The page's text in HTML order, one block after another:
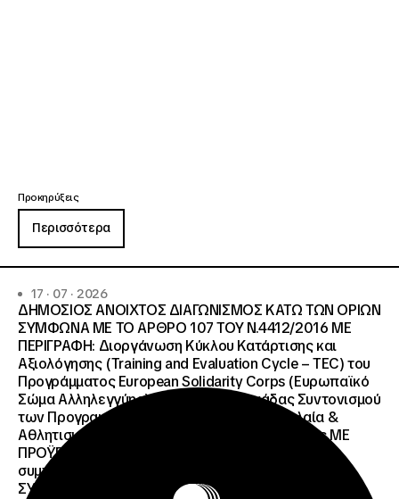
Προκηρύξεις
Περισσότερα
17 · 07 · 2026
ΔΗΜΟΣΙΟΣ ΑΝΟΙΧΤΟΣ ΔΙΑΓΩΝΙΣΜΟΣ ΚΑΤΩ ΤΩΝ ΟΡΙΩΝ
ΣΥΜΦΩΝΑ ΜΕ ΤΟ ΑΡΘΡΟ 107 ΤΟΥ Ν.4412/2016 ΜΕ
ΠΕΡΙΓΡΑΦΗ: Διοργάνωση Κύκλου Κατάρτισης και
Αξιολόγησης (Training and Evaluation Cycle – TEC) του
Προγράμματος European Solidarity Corps (Ευρωπαϊκό
Σώμα Αλληλεγγύης) της Εθνικής Μονάδας Συντονισμού
των Προγραμμάτων Erasmus+/Τομέας Νεολαία &
Αθλητισμός και Ευρωπαϊκό Σώμα Αλληλεγγύης ΜΕ
ΠΡΟΫΠΟΛΓΙΣΜΟ:258.064,52 € μη
συμπεριλαμβανομένου του Φ.Π.Α. ΦΠΑ 61.935,48€
ΣΥΝΟΛΙΚΗ ΑΞΙΑ 320.000,00 €.